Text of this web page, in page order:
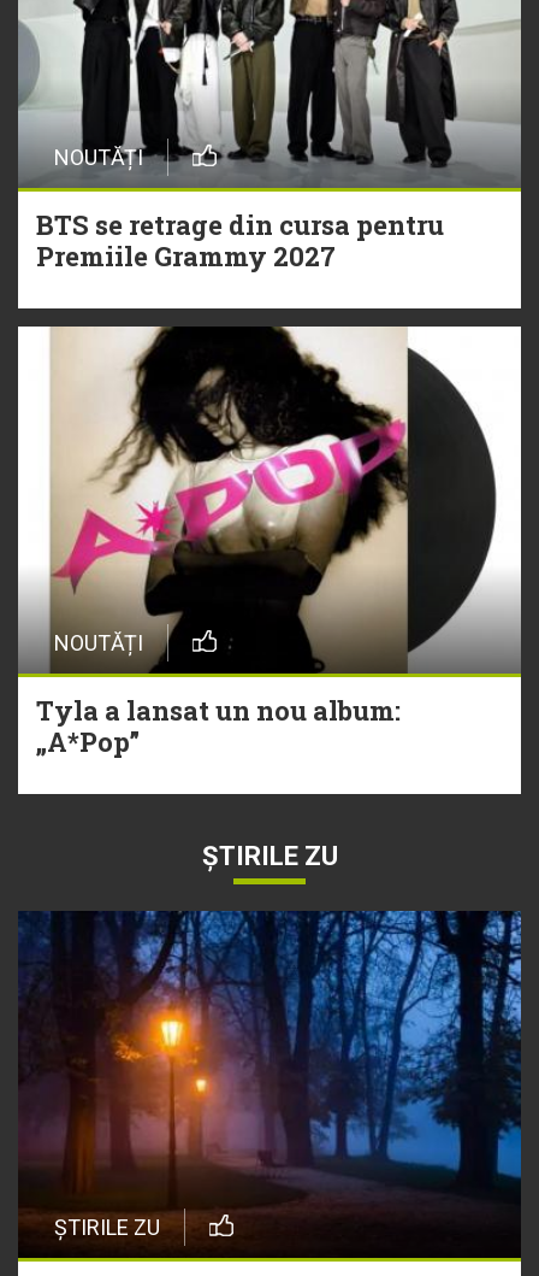
NOUTĂȚI
BTS se retrage din cursa pentru
Premiile Grammy 2027
NOUTĂȚI
Tyla a lansat un nou album:
„A*Pop”
ȘTIRILE ZU
ȘTIRILE ZU